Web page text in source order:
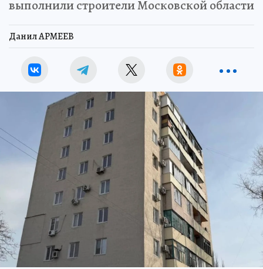
выполнили строители Московской области
Данил АРМЕЕВ